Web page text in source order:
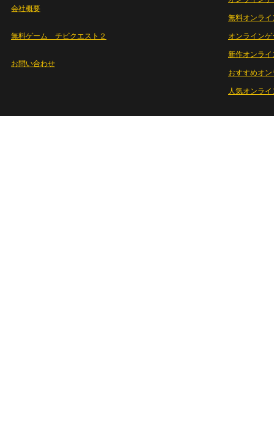
会社概要
無料ゲーム チビクエスト２
お問い合わせ
無料オンライ
オンライン
新作オンライ
おすすめオ
人気オンラ